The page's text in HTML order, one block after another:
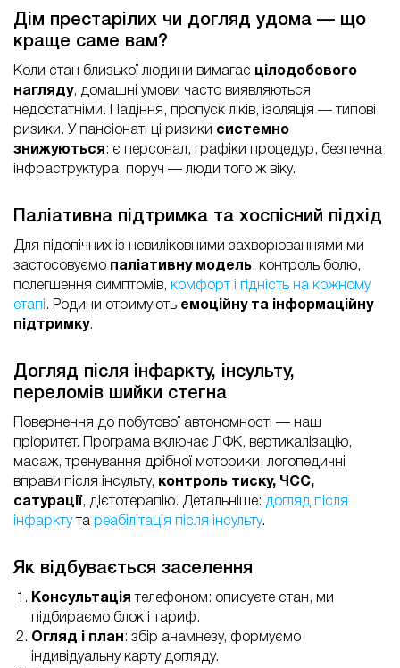
Дім престарілих чи догляд удома — що
краще саме вам?
Коли стан близької людини вимагає цілодобового
нагляду, домашні умови часто виявляються
недостатніми. Падіння, пропуск ліків, ізоляція — типові
ризики. У пансіонаті ці ризики системно
знижуються : є персонал, графіки процедур, безпечна
інфраструктура, поруч — люди того ж віку.
Паліативна підтримка та хоспісний підхід
Для підопічних із невиліковними захворюваннями ми
застосовуємо паліативну модель: контроль болю,
полегшення симптомів, комфорт і гідність на кожному
етапі . Родини отримують емоційну та інформаційну
підтримку.
Догляд після інфаркту, інсульту,
переломів шийки стегна
Повернення до побутової автономності — наш
пріоритет. Програма включає ЛФК, вертикалізацію,
масаж, тренування дрібної моторики, логопедичні
вправи після інсульту, контроль тиску, ЧСС,
сатурації , дієтотерапію. Детальніше: догляд після
інфарктута реабілітація після інсульту.
Як відбувається заселення
Консультація телефоном: описуєте стан, ми
підбираємо блок і тариф.
Огляд і план : збір анамнезу, формуємо
індивідуальну карту догляду.